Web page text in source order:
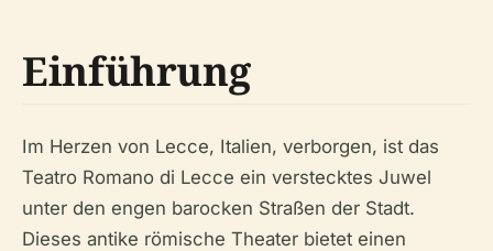
Einführung
Im Herzen von Lecce, Italien, verborgen, ist das
Teatro Romano di Lecce ein verstecktes Juwel
unter den engen barocken Straßen der Stadt.
Dieses antike römische Theater bietet einen